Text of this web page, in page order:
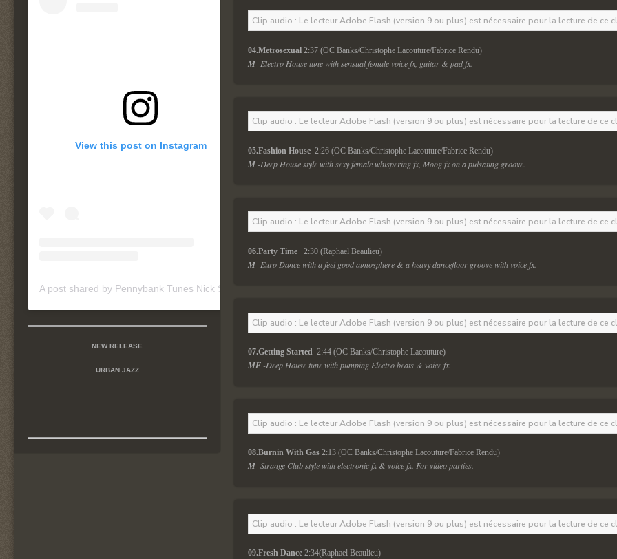
Clip audio : Le lecteur Adobe Flash (version 9 ou plus) est nécessaire pour la lecture de ce
04.Metrosexual 2:37 (OC Banks/Christophe Lacouture/Fabrice Rendu)
M -Electro House tune with sensual female voice fx, guitar & pad fx.
Clip audio : Le lecteur Adobe Flash (version 9 ou plus) est nécessaire pour la lecture de ce
05.Fashion House 2:26 (OC Banks/Christophe Lacouture/Fabrice Rendu)
M -Deep House style with sexy female whispering fx, Moog fx on a pulsating groove.
Clip audio : Le lecteur Adobe Flash (version 9 ou plus) est nécessaire pour la lecture de ce
06.Party Time 2:30 (Raphael Beaulieu)
M -Euro Dance with a feel good atmosphere & a heavy dancefloor groove with voice fx.
Clip audio : Le lecteur Adobe Flash (version 9 ou plus) est nécessaire pour la lecture de ce
07.Getting Started 2:44 (OC Banks/Christophe Lacouture)
MF -Deep House tune with pumping Electro beats & voice fx.
Clip audio : Le lecteur Adobe Flash (version 9 ou plus) est nécessaire pour la lecture de ce
08.Burnin With Gas 2:13 (OC Banks/Christophe Lacouture/Fabrice Rendu)
M -Strange Club style with electronic fx & voice fx. For video parties.
Clip audio : Le lecteur Adobe Flash (version 9 ou plus) est nécessaire pour la lecture de ce
09.Fresh Dance 2:34(Raphael Beaulieu)
View this post on Instagram
NEW RELEASE
URBAN JAZZ